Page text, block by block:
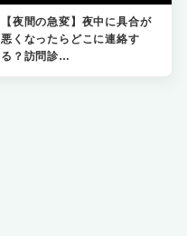
【夜間の急変】夜中に具合が
悪くなったらどこに連絡す
る？訪問診…